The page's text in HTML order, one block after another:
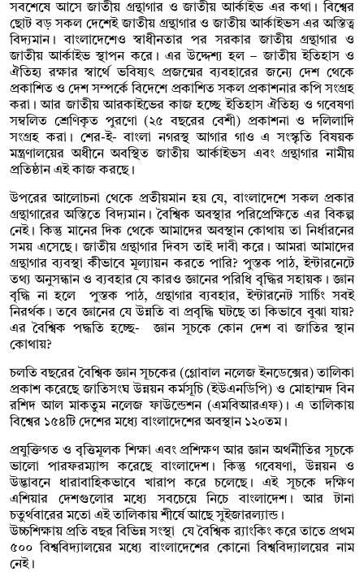
সবশেষে আসে জাতীয় গ্রন্থাগার ও জাতীয় আর্কাইভ এর কথা। বিশ্বের
ছোট বড় সকল দেশেই জাতীয় গ্রন্থাগার ও জাতীয় আর্কাইভস এর অস্তিত্ব
বিদ্যমান। বাংলাদেশেও স্বাধীনতার পর সরকার জাতীয় গ্রন্থাগার ও
জাতীয় আর্কাইভ স্থাপন করে। এর উদ্দেশ্য হল – জাতীয় ইতিহাস ও
ঐতিহ্য রক্ষার স্বার্থে ভবিষ্যৎ প্রজন্মের ব্যবহারের জন্যে দেশ থেকে
প্রকাশিত ও দেশ সম্পর্কে বিদেশে প্রকাশিত সকল প্রকাশনার কপি সংগ্রহ
করা। আর জাতীয় আরকাইভের কাজ হচ্ছে ইতিহাস ঐতিহ্য ও গবেষণা
সম্বলিত শ্রেণিকৃত পুরণো (২৫ বছরের বেশী) প্রকাশনা ও দলিলাদি
সংগ্রহ করা। শের-ই- বাংলা নগরস্থ আগার গাও এ সংস্কৃতি বিষয়ক
মন্ত্রণালয়ের অধীনে অবস্থিত জাতীয় আর্কাইভস এবং গ্রন্থাগার নামীয়
প্রতিষ্ঠান এই কাজ করছে।
উপরের আলোচনা থেকে প্রতীয়মান হয় যে, বাংলাদেশে সকল প্রকার
গ্রন্থাগারের অস্তিতে বিদ্যমান। বৈশ্বিক অবস্থার পরিপ্রেক্ষিতে এর বিকল্প
নেই। কিন্তু মানের দিক থেকে আমাদের অবস্থান কোথায় তা নির্ধারনের
সময় এসেছে। জাতীয় গ্রন্থাগার দিবস তাই দাবী করে। আমরা আমাদের
গ্রন্থাগার ব্যবস্থা কীভাবে মূল্যায়ন করতে পারি? পুস্তক পাঠ, ইন্টারনেটে
তথ্য অনুসন্ধান ও ব্যবহার যে কারও জ্ঞানের পরিধি বৃদ্ধির সহায়ক। জ্ঞান
বৃদ্ধি না হলে পুস্তক পাঠ, গ্রন্থাগার ব্যবহার, ইন্টারনেট সার্চিং সবই
নিরর্থক। তবে জ্ঞানের যে উন্নতি বা প্রবৃদ্ধি ঘটছে তা কিভাবে বুঝা যায়?
এর বৈশ্বিক পদ্ধতি হচ্ছে- জ্ঞান সূচকে কোন দেশ বা জাতির স্থান
কোথায়?
চলতি বছরের বৈশ্বিক জ্ঞান সূচকের (গ্লোবাল নলেজ ইনডেক্সের) তালিকা
প্রকাশ করেছে জাতিসংঘ উন্নয়ন কর্মসূচি (ইউএনডিপি) ও মোহাম্মদ বিন
রশিদ আল মাকতুম নলেজ ফাউন্ডেশন (এমবিআরএফ)। এ তালিকায়
বিশ্বের ১৫৪টি দেশের মধ্যে বাংলাদেশের অবস্থান ১২০তম।
প্রযুক্তিগত ও বৃত্তিমূলক শিক্ষা এবং প্রশিক্ষণ আর জ্ঞান অর্থনীতির সূচকে
ভালো পারফরম্যান্স করেছে বাংলাদেশ। কিন্তু গবেষণা, উন্নয়ন ও
উদ্ভাবনে ধারাবাহিকভাবে খারাপ করে চলেছে। এই সূচকে দক্ষিণ
এশিয়ার দেশগুলোর মধ্যে সবচেয়ে নিচে বাংলাদেশ। আর টানা
চতুর্থবারের মতো এই তালিকায় শীর্ষে আছে সুইজারল্যান্ড।
উচ্চশিক্ষায় প্রতি বছর বিভিন্ন সংস্থা যে বৈশ্বিক র‍্যাংকিং করে তাতে প্রথম
৫০০ বিশ্ববিদ্যালয়ের মধ্যে বাংলাদেশের কোনো বিশ্ববিদ্যালয়ের নাম
নেই।